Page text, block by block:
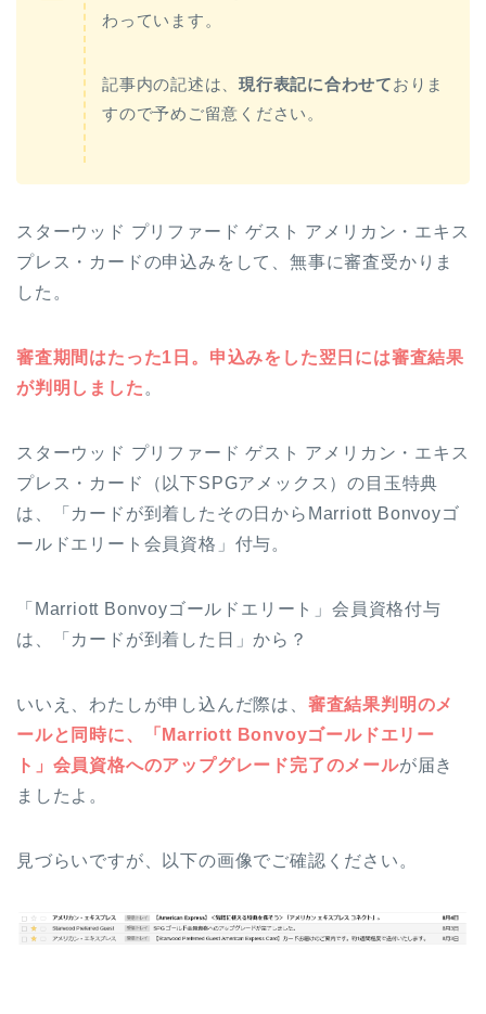
わっています。
記事内の記述は、現行表記に合わせておりま
すので予めご留意ください。
スターウッド プリファード ゲスト アメリカン・エキス
プレス・カードの申込みをして、無事に審査受かりま
した。
審査期間はたった1日。申込みをした翌日には審査結果
が判明しました 。
スターウッド プリファード ゲスト アメリカン・エキス
プレス・カード（以下SPGアメックス）の目玉特典
は、「カードが到着したその日からMarriott Bonvoyゴ
ールドエリート会員資格」付与。
「Marriott Bonvoyゴールドエリート」会員資格付与
は、「カードが到着した日」から？
いいえ、わたしが申し込んだ際は、 審査結果判明のメ
ールと同時に、「Marriott Bonvoyゴールドエリー
ト」会員資格へのアップグレード完了のメールが届き
ましたよ。
見づらいですが、以下の画像でご確認ください。